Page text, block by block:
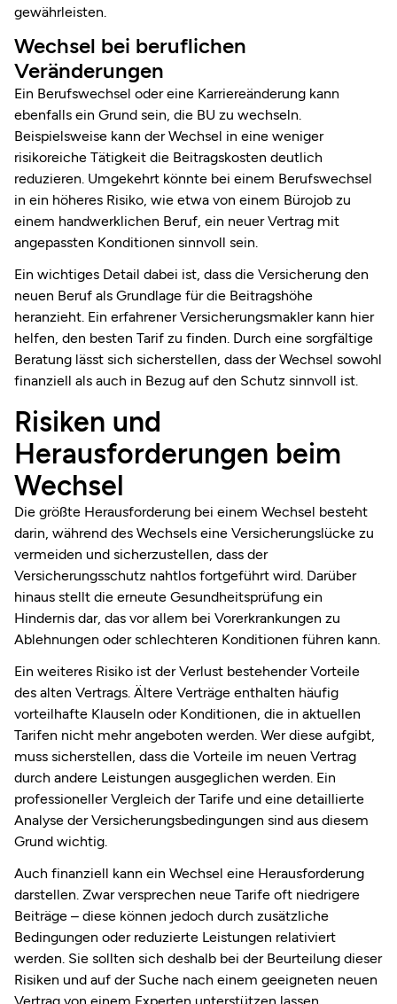
gewährleisten.
Wechsel bei beruflichen
Veränderungen
Ein Berufswechsel oder eine Karriereänderung kann
ebenfalls ein Grund sein, die BU zu wechseln.
Beispielsweise kann der Wechsel in eine weniger
risikoreiche Tätigkeit die Beitragskosten deutlich
reduzieren. Umgekehrt könnte bei einem Berufswechsel
in ein höheres Risiko, wie etwa von einem Bürojob zu
einem handwerklichen Beruf, ein neuer Vertrag mit
angepassten Konditionen sinnvoll sein.
Ein wichtiges Detail dabei ist, dass die Versicherung den
neuen Beruf als Grundlage für die Beitragshöhe
heranzieht. Ein erfahrener Versicherungsmakler kann hier
helfen, den besten Tarif zu finden. Durch eine sorgfältige
Beratung lässt sich sicherstellen, dass der Wechsel sowohl
finanziell als auch in Bezug auf den Schutz sinnvoll ist.
Risiken und
Herausforderungen beim
Wechsel
Die größte Herausforderung bei einem Wechsel besteht
darin, während des Wechsels eine Versicherungslücke zu
vermeiden und sicherzustellen, dass der
Versicherungsschutz nahtlos fortgeführt wird. Darüber
hinaus stellt die erneute Gesundheitsprüfung ein
Hindernis dar, das vor allem bei Vorerkrankungen zu
Ablehnungen oder schlechteren Konditionen führen kann.
Ein weiteres Risiko ist der Verlust bestehender Vorteile
des alten Vertrags. Ältere Verträge enthalten häufig
vorteilhafte Klauseln oder Konditionen, die in aktuellen
Tarifen nicht mehr angeboten werden. Wer diese aufgibt,
muss sicherstellen, dass die Vorteile im neuen Vertrag
durch andere Leistungen ausgeglichen werden. Ein
professioneller Vergleich der Tarife und eine detaillierte
Analyse der Versicherungsbedingungen sind aus diesem
Grund wichtig.
Auch finanziell kann ein Wechsel eine Herausforderung
darstellen. Zwar versprechen neue Tarife oft niedrigere
Beiträge – diese können jedoch durch zusätzliche
Bedingungen oder reduzierte Leistungen relativiert
werden. Sie sollten sich deshalb bei der Beurteilung dieser
Risiken und auf der Suche nach einem geeigneten neuen